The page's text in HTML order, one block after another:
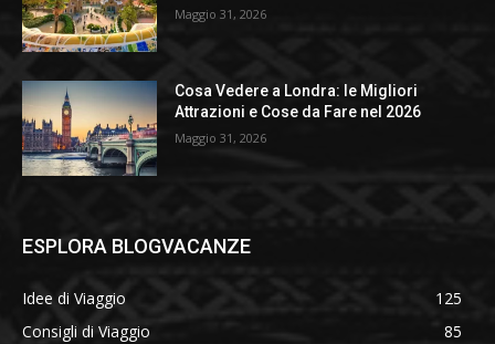
Maggio 31, 2026
Cosa Vedere a Londra: le Migliori
Attrazioni e Cose da Fare nel 2026
Maggio 31, 2026
ESPLORA BLOGVACANZE
Idee di Viaggio
125
Consigli di Viaggio
85